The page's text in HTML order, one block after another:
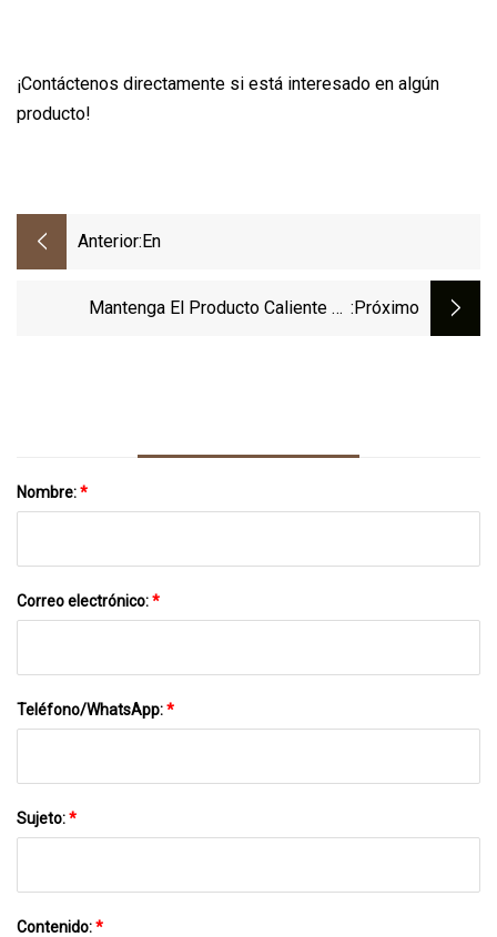
¡Contáctenos directamente si está interesado en algún
producto!
Anterior: En
Mantenga El Producto Caliente En :próximo
Nombre:*
Correo electrónico:*
Teléfono/WhatsApp:*
Sujeto:*
Contenido:*